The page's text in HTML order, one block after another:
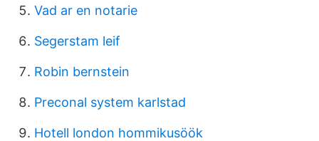
Vad ar en notarie
Segerstam leif
Robin bernstein
Preconal system karlstad
Hotell london hommikusöök